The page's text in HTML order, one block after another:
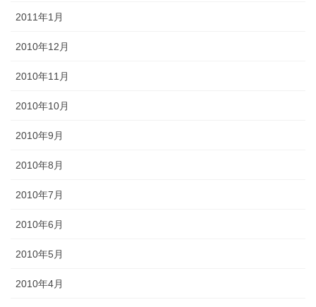
2011年1月
2010年12月
2010年11月
2010年10月
2010年9月
2010年8月
2010年7月
2010年6月
2010年5月
2010年4月